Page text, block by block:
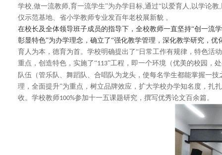
学校 做一流教师 育一流学生”为办学目标 通过“以爱育人 以学论教
仪示范基地、省小学教师专业发百年老校展新貌 。
在校长及全体领导班子成员的指导下，全校教师一直坚持“创一流
彰显特色”为办学理念，确立了“强化教学管理，深化教学研究，优
育人为本，德育为首。学校明确提出了“日常工作有规律，特色活
重点，创造特色，实施了“113”工程，即一个环境（优美的校园，
队伍（管乐队、舞蹈队、合唱队为龙头，使每名学生都能掌握一
理，全面提升”为重点，树立品牌效应，扩大学校办学知名度，扎
收。学校教师100%参加十一五课题研究，撰写优秀论文百余篇。